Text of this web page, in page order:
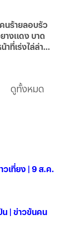
นร้ายลอบรัว
างแดง บาด
าที่เร่งไล่ล่า
ดูทั้งหมด
เที่ยง | 9 ส.ค.
| ข่าวข้นคน